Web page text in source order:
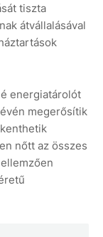
tiszta
átvállalásával
energiatárolót
megerősítik
nőtt az összes